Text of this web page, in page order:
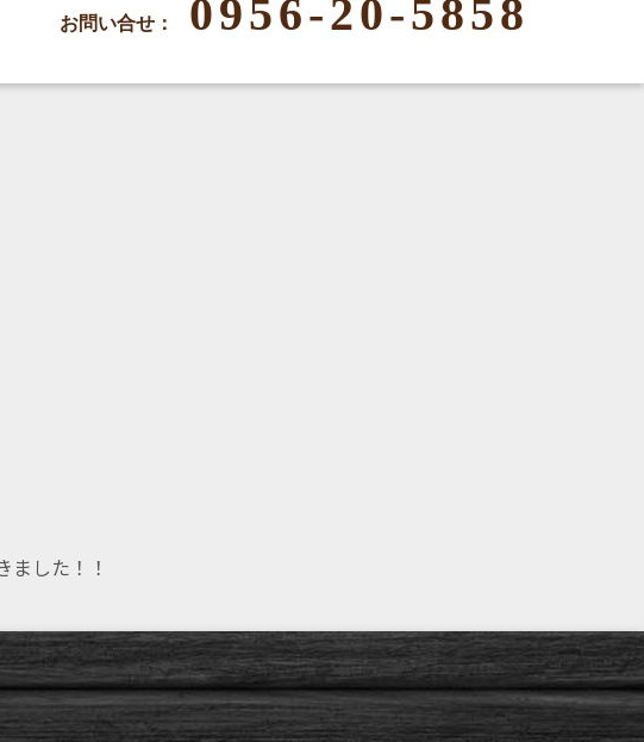
お問い合せ： 0956-20-5858
した！！